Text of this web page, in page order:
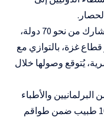
وأوضح أن الأسطول يضم أكثر من 700 مشارك من نحو 70 دولة،
متجهة نحو قطاع غزة، بالتوازي مع
يُتوقع وصولها خلال
والأطباء
والإعلاميين والناشطين، من بينهم نحو 100 طبيب ضمن طواقم